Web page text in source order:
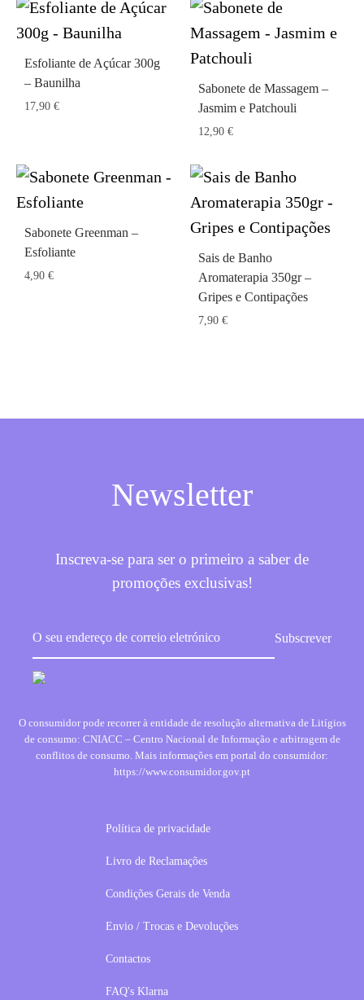
Esfoliante de Açúcar 300g
– Baunilha
17,90 €
Sabonete de Massagem –
Jasmim e Patchouli
12,90 €
Sabonete Greenman –
Esfoliante
4,90 €
Sais de Banho
Aromaterapia 350gr –
Gripes e Contipações
7,90 €
Newsletter
Inscreva-se para ser o primeiro a saber de
promoções exclusivas!
O consumidor pode recorrer à entidade de resolução alternativa de Litígios
de consumo: CNIACC – Centro Nacional de Informação e arbitragem de
conflitos de consumo. Mais informações em portal do consumidor:
https://www.consumidor.gov.pt
Política de privacidade
Livro de Reclamações
Condições Gerais de Venda
Envio / Trocas e Devoluções
Contactos
FAQ's Klarna